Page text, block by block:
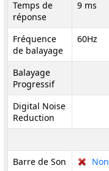
Temps de
réponse
9 ms
Fréquence
de balayage
60Hz
Balayage
Progressif
Digital Noise
Reduction
Barre de Son
Non